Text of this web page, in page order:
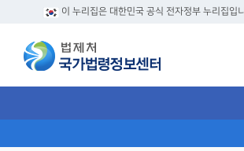
이 누리집은 대한민국 공식 전자정부 누리집입